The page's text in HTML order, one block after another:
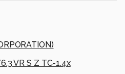
)
VR S Z TC-1.4x